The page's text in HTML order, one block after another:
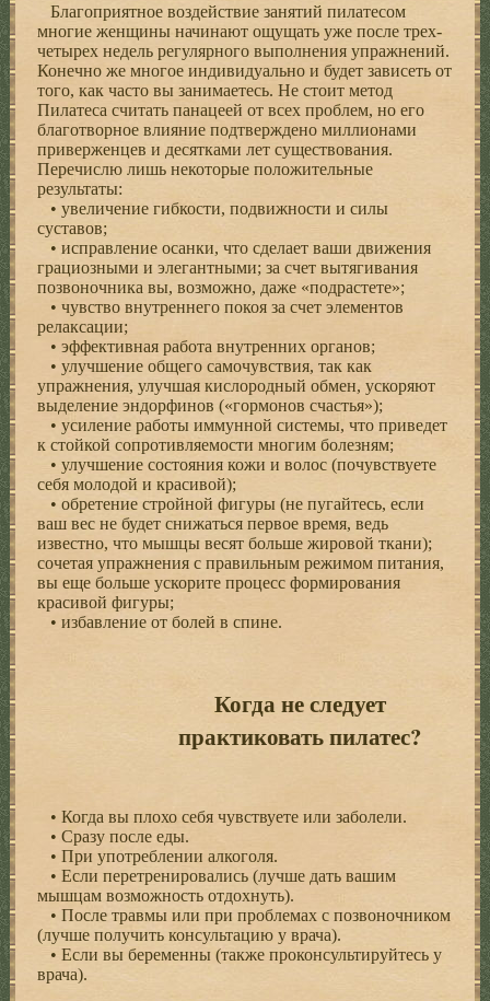
Благоприятное воздействие занятий пилатесом
многие женщины начинают ощущать уже после трех-
четырех недель регулярного выполнения упражнений.
Конечно же многое индивидуально и будет зависеть от
того, как часто вы занимаетесь. Не стоит метод
Пилатеса считать панацеей от всех проблем, но его
благотворное влияние подтверждено миллионами
приверженцев и десятками лет существования.
Перечислю лишь некоторые положительные
результаты:
• увеличение гибкости, подвижности и силы
суставов;
• исправление осанки, что сделает ваши движения
грациозными и элегантными; за счет вытягивания
позвоночника вы, возможно, даже «подрастете»;
• чувство внутреннего покоя за счет элементов
релаксации;
• эффективная работа внутренних органов;
• улучшение общего самочувствия, так как
упражнения, улучшая кислородный обмен, ускоряют
выделение эндорфинов («гормонов счастья»);
• усиление работы иммунной системы, что приведет
к стойкой сопротивляемости многим болезням;
• улучшение состояния кожи и волос (почувствуете
себя молодой и красивой);
• обретение стройной фигуры (не пугайтесь, если
ваш вес не будет снижаться первое время, ведь
известно, что мышцы весят больше жировой ткани);
сочетая упражнения с правильным режимом питания,
вы еще больше ускорите процесс формирования
красивой фигуры;
• избавление от болей в спине.
Когда не следует
практиковать пилатес?
• Когда вы плохо себя чувствуете или заболели.
• Сразу после еды.
• При употреблении алкоголя.
• Если перетренировались (лучше дать вашим
мышцам возможность отдохнуть).
• После травмы или при проблемах с позвоночником
(лучше получить консультацию у врача).
• Если вы беременны (также проконсультируйтесь у
врача).